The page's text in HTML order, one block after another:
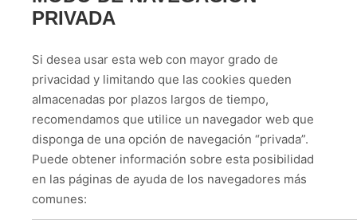
PRIVADA
Si desea usar esta web con mayor grado de
privacidad y limitando que las cookies queden
almacenadas por plazos largos de tiempo,
recomendamos que utilice un navegador web que
disponga de una opción de navegación “privada”.
Puede obtener información sobre esta posibilidad
en las páginas de ayuda de los navegadores más
comunes: